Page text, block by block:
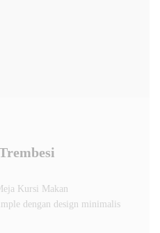
Kursi Makan
dengan design minimalis